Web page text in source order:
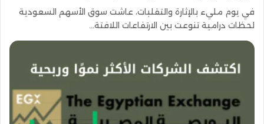
في يوم مليء بالإثارة والتقلبات، عاشت سوق الأسهم السعودية
لحظات درامية تنوعت بين الارتفاعات اللافتة…